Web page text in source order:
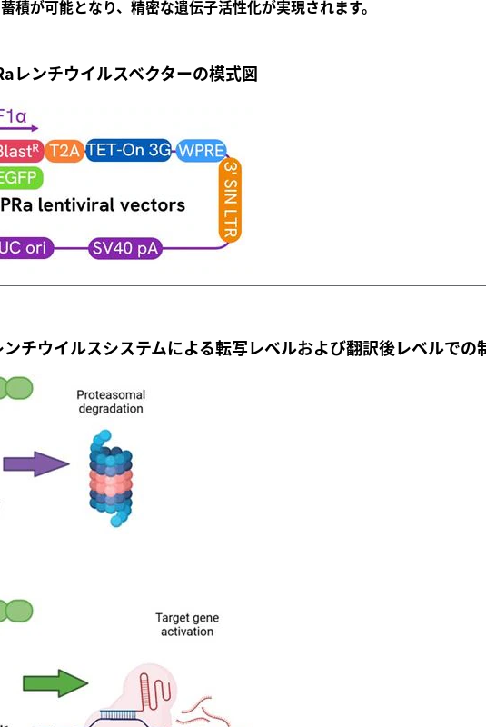
が可能となり、精密な遺伝子活性化が実現されます。
ンチウイルスベクターの模式図
チウイルスシステムによる転写レベルおよび翻訳後レベルでの